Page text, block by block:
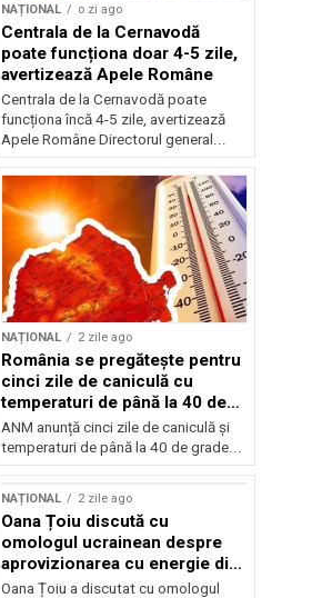
NAȚIONAL o zi ago
Centrala de la Cernavodă
poate funcționa doar 4-5 zile,
avertizează Apele Române
Centrala de la Cernavodă poate
funcționa încă 4-5 zile, avertizează
Apele Române Directorul general...
NAȚIONAL 2 zile ago
România se pregătește pentru
cinci zile de caniculă cu
temperaturi de până la 40 de
grade
ANM anunță cinci zile de caniculă și
temperaturi de până la 40 de grade...
NAȚIONAL 2 zile ago
Oana Țoiu discută cu
omologul ucrainean despre
aprovizionarea cu energie din
Ucraina
Oana Țoiu a discutat cu omologul